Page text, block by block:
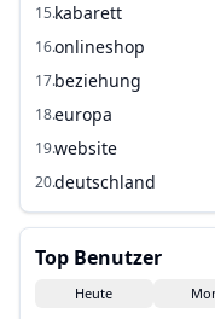
15.kabarett
16.onlineshop
17.beziehung
18.europa
19.website
20.deutschland
Top Benutzer
Heute